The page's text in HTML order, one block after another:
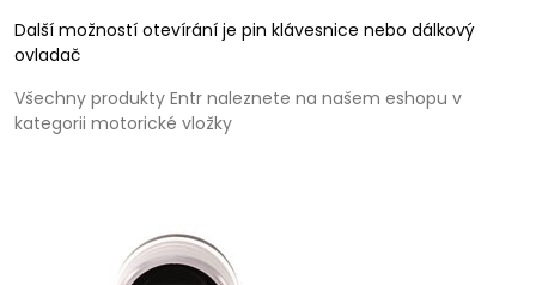
Další možností otevírání je pin klávesnice nebo dálkový
ovladač
Všechny produkty Entr naleznete na našem eshopu v
kategorii motorické vložky